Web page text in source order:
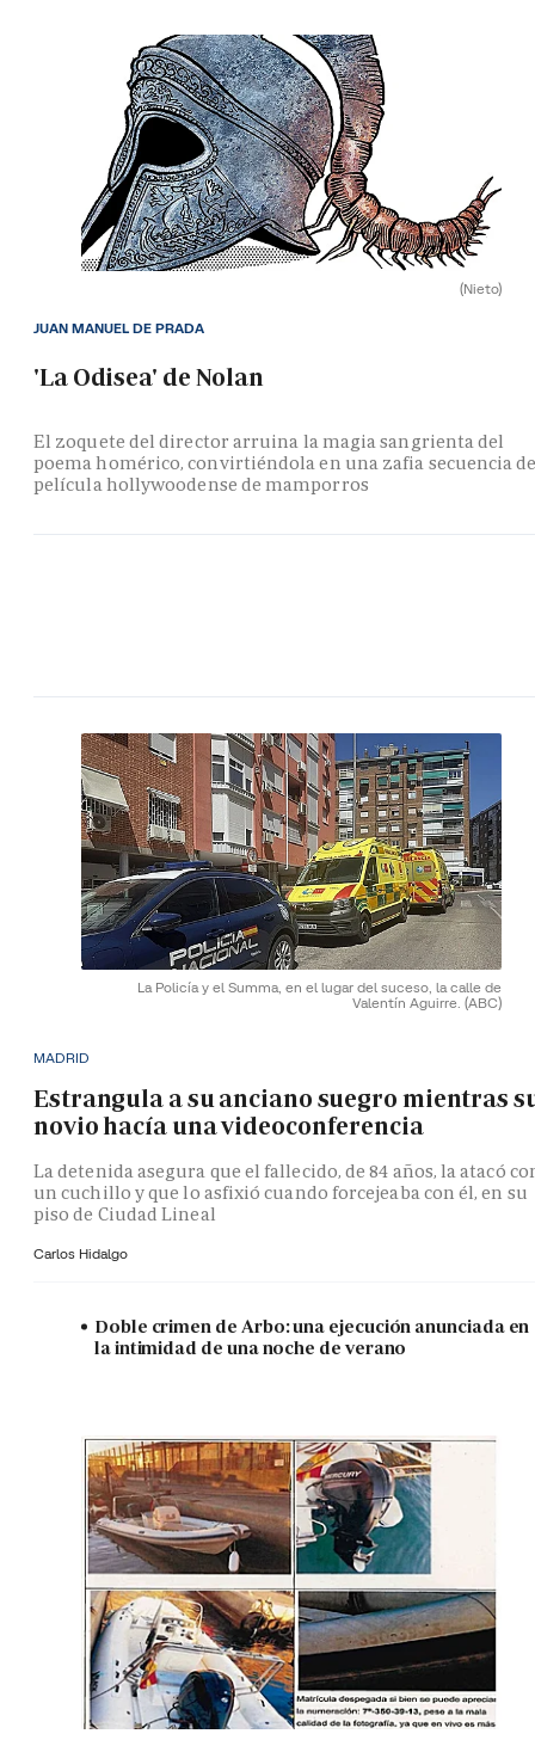
(Nieto)
'La Odisea' de Nolan
El zoquete del director arruina la magia sangrienta del
poema homérico, convirtiéndola en una zafia secuencia
película hollywoodense de mamporros
JUAN MANUEL DE PRADA
La Policía y el Summa, en el lugar del suceso, la calle de
Valentín Aguirre. (ABC)
MADRID
Estrangula a su anciano suegro mientras
novio hacía una videoconferencia
La detenida asegura que el fallecido, de 84 años, la atacó
un cuchillo y que lo asfixió cuando forcejeaba con él, en su
piso de Ciudad Lineal
Carlos Hidalgo
Doble crimen de Arbo: una ejecución anunciada en
la intimidad de una noche de verano